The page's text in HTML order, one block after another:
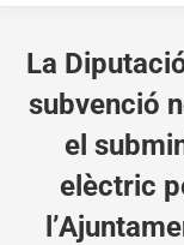
La
subvenció
el
elèctric